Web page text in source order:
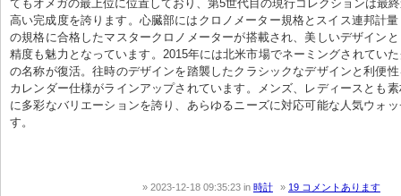
てもオメガの最上位に位置しており、第5世代目の現行コレクションは最
高い完成度を誇ります。心臓部にはクロノメーター規格とスイス連邦計
の規格に合格したマスタークロノメーターが搭載され、美しいデザイン
精度も魅力となっています。2015年には北米市場でネーミングされてい
の名称が復活。往時のデザインを踏襲したクラシックなデザインと利便
カレンダー仕様がラインアップされています。メンズ、レディースとも
に多彩なバリエーションを誇り、あらゆるニーズに対応可能な人気ウォ
す。
2023-12-18 09:35:23 in 時計 19 コメントあります